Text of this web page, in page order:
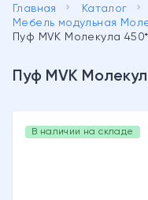
Главная keyboard_arrow_right Каталог keyboard_arrow_right
Мебель модульная
Пуф MVK Молекула
Пуф MVK
В наличии на складе